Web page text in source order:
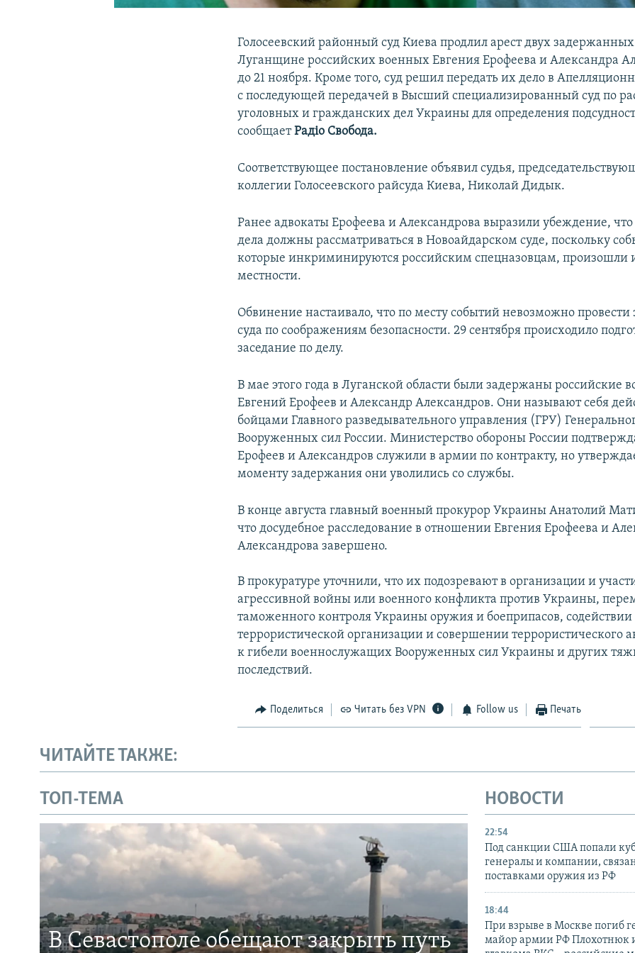
Голосеевский районный суд Киева продлил арест двух
Луганщине российских военных Евгения Ерофеева и Александра
до 21 ноября. Кроме того, суд решил передать их дело в
с последующей передачей в Высший специализированный суд по
уголовных и гражданских дел Украины для определения
сообщаетРадіо Свобода.
Соответствующее постановление объявил судья,
коллегии Голосеевского райсуда Киева, Николай Дидык.
Ранее адвокаты Ерофеева и Александрова выразили убеждение,
дела должны рассматриваться в Новоайдарском суде, поскольку
которые инкриминируются российским спецназовцам, произошли
местности.
Обвинение настаивало, что по месту событий невозможно провести
суда по соображениям безопасности. 29 сентября происходило
заседание по делу.
В мае этого года в Луганской области были задержаны российские
Евгений Ерофеев и Александр Александров. Они называют себя
бойцами Главного разведывательного управления (ГРУ)
Вооруженных сил России. Министерство обороны России
Ерофеев и Александров служили в армии по контракту, но
моменту задержания они уволились со службы.
В конце августа главный военный прокурор Украины Анатолий
что досудебное расследование в отношении Евгения Ерофеева и
Александрова завершено.
В прокуратуре уточнили, что их подозревают в организации и
агрессивной войны или военного конфликта против Украины,
таможенного контроля Украины оружия и боеприпасов, содействии
террористической организации и совершении террористического
к гибели военнослужащих Вооруженных сил Украины и других
последствий.
Поделиться Читать без VPN Follow us Печать
ЧИТАЙТЕ ТАКЖЕ:
ТОП-ТЕМА
В Севастополе обещают закрыть путь
НОВОСТИ
22:54
Под санкции США попали
генералы и компании,
поставками оружия из РФ
18:44
При взрыве в Москве погиб
майор армии РФ Плохотнюк